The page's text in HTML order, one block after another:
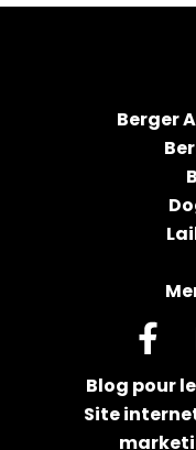
Berger
Blog pour
Site